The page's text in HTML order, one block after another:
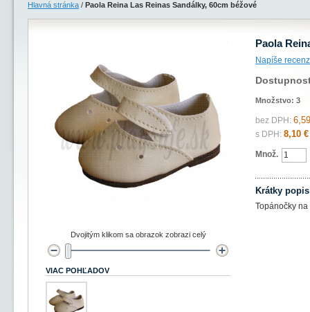
Hlavná stránka / Paola Reina Las Reinas Sandálky, 60cm béžové
Paola
Napíše
Množstvo: 3
bez DPH:
s DPH: 8,10 €
Množ.
Krátky popis
Topánočky
Dvojitým klikom sa obrazok zobrazi celý
VIAC POHĽADOV